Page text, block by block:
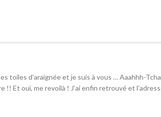
toiles d’araignée et je suis à vous … Aaahhh-
!! Et oui, me revoilà ! J’ai enfin retrouvé et